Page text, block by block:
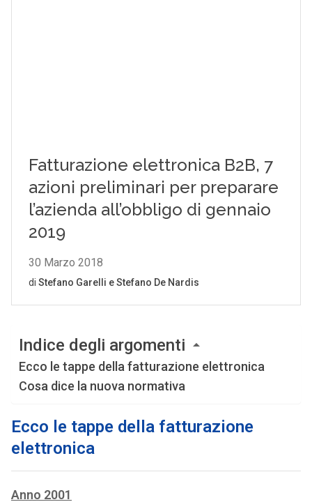
Indice degli argomenti
Ecco le tappe della fatturazione elettronica
Cosa dice la nuova normativa
Ecco le tappe della fatturazione
elettronica
Anno 2001